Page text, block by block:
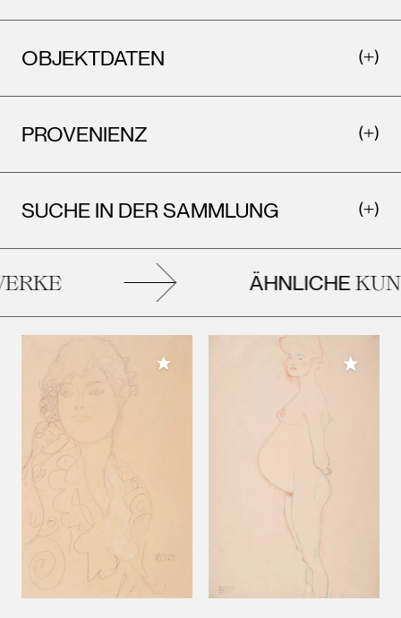
OBJEKTDATEN
PROVENIENZ
SUCHE IN DER SAMMLUNG
ÄHNLICHE
Meiner Sammlung hinzufügen Meiner